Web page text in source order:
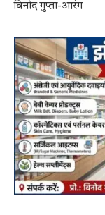
विनोद गुप्ता-आरंग